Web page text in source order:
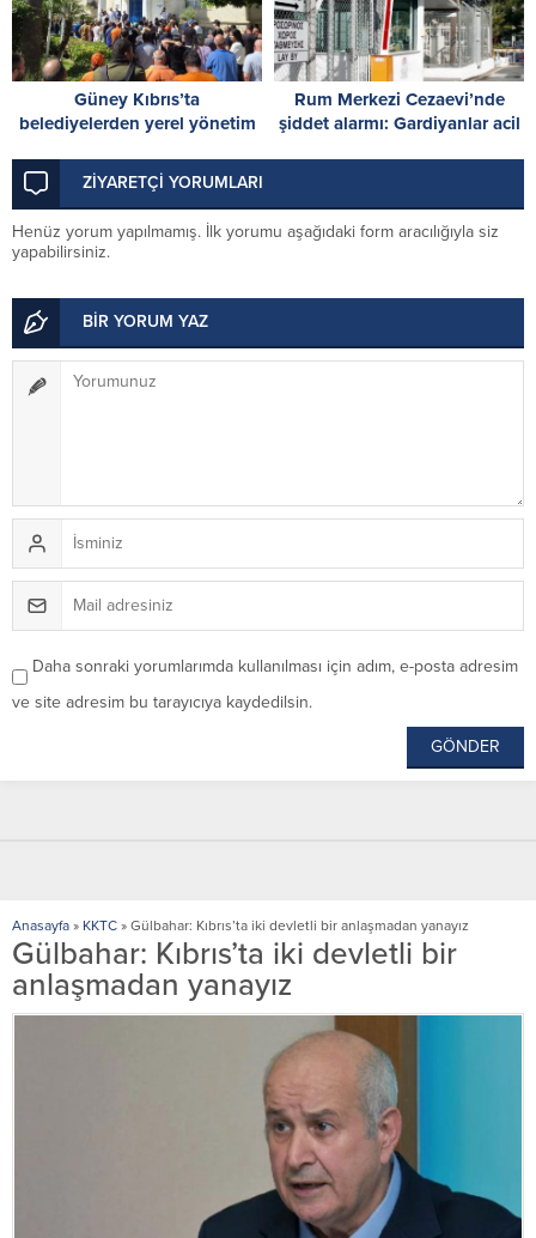
Güney Kıbrıs’ta
belediyelerden yerel yönetim
Rum Merkezi Cezaevi’nde
şiddet alarmı: Gardiyanlar acil
ZİYARETÇİ YORUMLARI
Henüz yorum yapılmamış. İlk yorumu aşağıdaki form aracılığıyla siz
yapabilirsiniz.
BİR YORUM YAZ
Daha sonraki yorumlarımda kullanılması için adım, e-posta adresim
ve site adresim bu tarayıcıya kaydedilsin.
Anasayfa » KKTC » Gülbahar: Kıbrıs’ta iki devletli bir anlaşmadan yanayız
Gülbahar: Kıbrıs’ta iki devletli bir
anlaşmadan yanayız